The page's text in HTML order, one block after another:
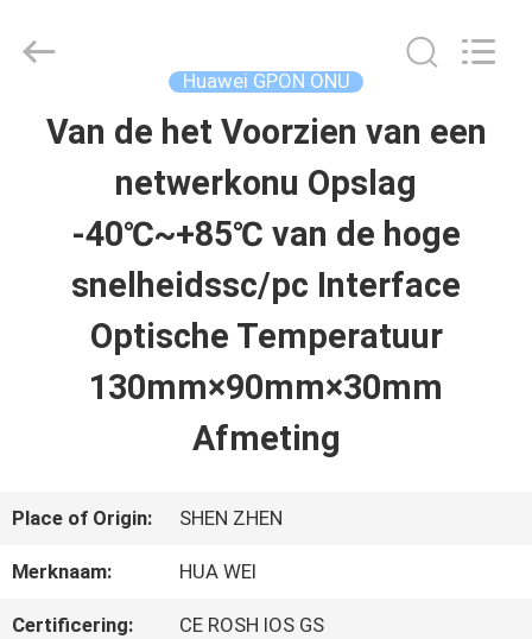
HUIS
PRODUCTEN
ONGEVEER
FABRIEKSREIS
KWALITEITSCONTROLE
CONTACTEER
INDUSTRIAL
Reserved.
Huawei GPON ONU
Van de het Voorzien van een
netwerkonu Opslag
-40℃~+85℃ van de hoge
snelheidssc/pc Interface
Optische Temperatuur
130mm×90mm×30mm
Afmeting
Place of Origin: SHEN ZHEN
Merknaam: HUA WEI
Certificering: CE ROSH IOS GS